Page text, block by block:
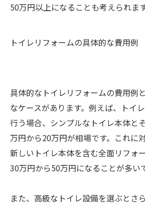
50万円以上になることも考えられます
トイレリフォームの具体的な費用例
具体的なトイレリフォームの費用例
なケースがあります。例えば、トイ
行う場合、シンプルなトイレ本体と
万円から20万円が相場です。これに
新しいトイレ本体を含む全面リフォ
30万円から50万円になることが多い
また、高級なトイレ設備を選ぶとさ